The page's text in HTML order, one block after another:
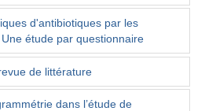
d'antibiotiques par les
étude par questionnaire
de littérature
dans l’étude de